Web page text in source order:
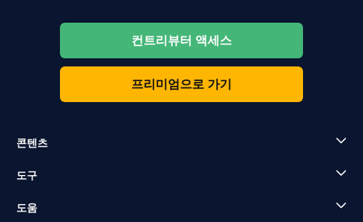
컨트리뷰터 액세스
프리미엄으로 가기
콘텐츠
도구
도움